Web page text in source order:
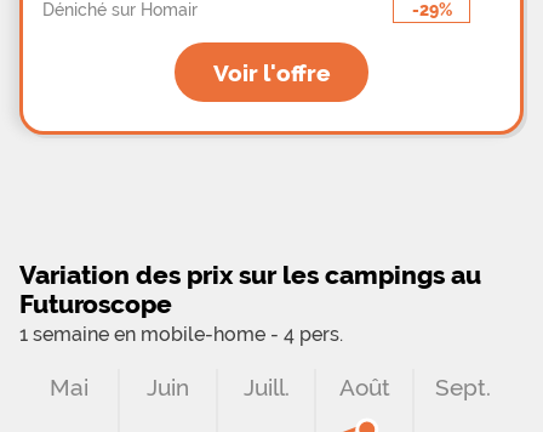
Déniché sur Homair -29%
Voir l'offre
Variation des prix sur les campings au
Futuroscope
1 semaine en mobile-home - 4 pers.
Mai Juin Juill. Août Sept.